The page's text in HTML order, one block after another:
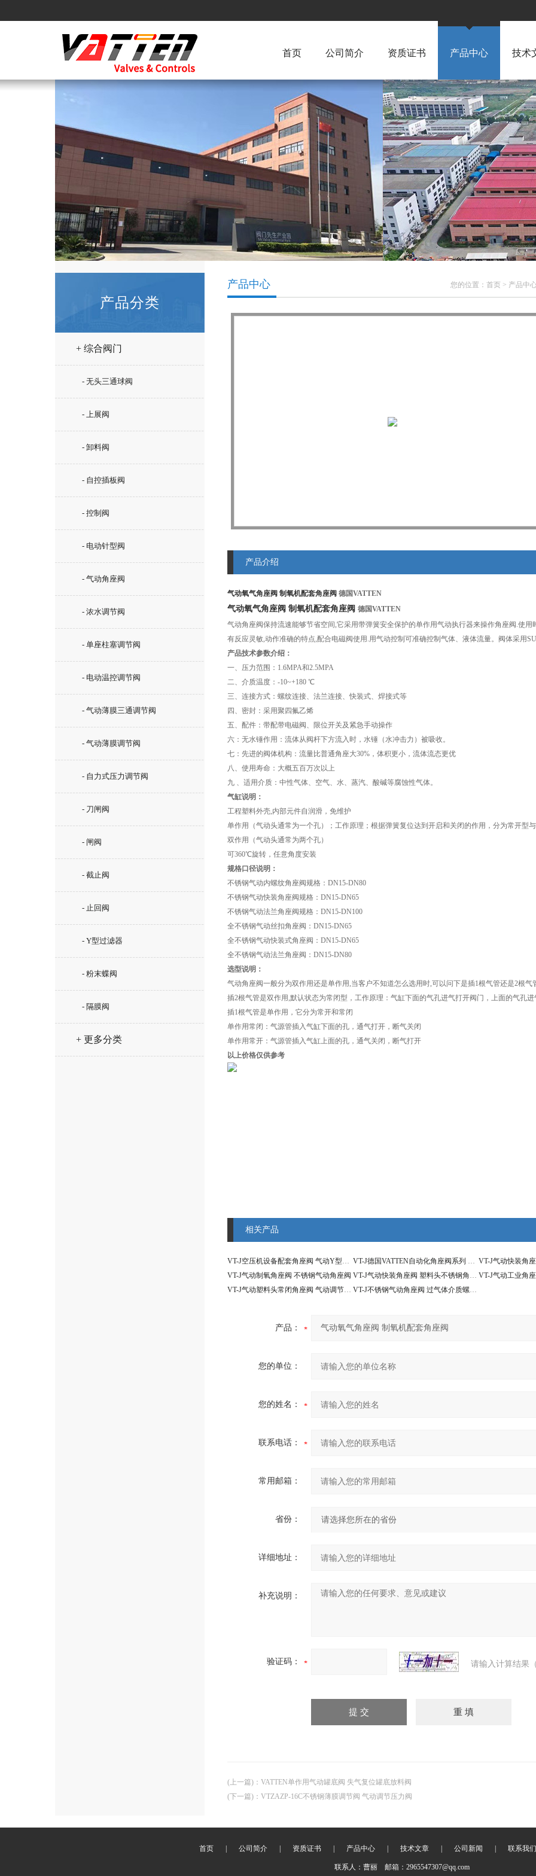
首页 公司简介 资质证书 产品中心 技术
产品分类
+ 综合阀门
- 无头三通球阀
- 上展阀
- 卸料阀
- 自控插板阀
- 控制阀
- 电动针型阀
- 气动角座阀
- 浓水调节阀
- 单座柱塞调节阀
- 电动温控调节阀
- 气动薄膜三通调节阀
- 气动薄膜调节阀
- 自力式压力调节阀
- 刀闸阀
- 闸阀
- 截止阀
- 止回阀
- Y型过滤器
- 粉末蝶阀
- 隔膜阀
+ 更多分类
您的位置： 首页 > 产品中
产品中心
产品介绍
气动氧气角座阀 制氧机配套角座阀 德国VATTEN
气动氧气角座阀 制氧机配套角座阀 德国VATTEN
气动角座阀保持流速能够节省空间,它采用带弹簧安全保护的单作用气动执行器来操作角座阀.使
有反应灵敏,动作准确的特点,配合电磁阀使用.用气动控制可准确控制气体、液体流量。阀体采用
产品技术参数介绍：
一、压力范围：1.6MPA和2.5MPA
二、介质温度：-10~+180 ℃
三、连接方式：螺纹连接、法兰连接、快装式、焊接式等
四、密封：采用聚四氟乙烯
五、配件：带配带电磁阀、限位开关及紧急手动操作
六：无水锤作用：流体从阀杆下方流入时，水锤（水冲击力）被吸收。
七：先进的阀体机构：流量比普通角座大30%，体积更小，流体流态更优
八、使用寿命：大概五百万次以上
九 、适用介质：中性气体、空气、水、蒸汽、酸碱等腐蚀性气体。
气缸说明：
工程塑料外壳,内部元件自润滑，免维护
单作用（气动头通常为一个孔）；工作原理；根据弹簧复位达到开启和关闭的作用，分为常开型与
双作用（气动头通常为两个孔）
可360℃旋转，任意角度安装
规格口径说明：
不锈钢气动内螺纹角座阀规格：DN15-DN80
不锈钢气动快装角座阀规格：DN15-DN65
不锈钢气动法兰角座阀规格：DN15-DN100
全不锈钢气动丝扣角座阀：DN15-DN65
全不锈钢气动快装式角座阀：DN15-DN65
全不锈钢气动法兰角座阀：DN15-DN80
选型说明：
气动角座阀一般分为双作用还是单作用,当客户不知道怎么选用时,可以问下是插1根气管还是2根气
插2根气管是双作用,默认状态为常闭型，工作原理：气缸下面的气孔进气打开阀门，上面的气孔进
插1根气管是单作用，它分为常开和常闭
单作用常闭：气源管插入气缸下面的孔，通气打开，断气关闭
单作用常开：气源管插入气缸上面的孔，通气关闭，断气打开
以上价格仅供参考
相关产品
VT-J空压机设备配套角座阀 气动Y型直角阀 VT-J德国VATTEN自动化角座阀系列 气动Y型角座阀
VT-J气动制氧角座阀 不锈钢气动角座阀
VT-J气动快装角座阀 塑料头不锈钢角座阀 VT-J气动工业角
VT-J气动塑料头常闭角座阀 气动调节角座阀
VT-J不锈钢气动角座阀 过气体介质螺纹角座阀
产品：
您的单位：
您的姓名：
联系电话：
常用邮箱：
省份：
详细地址：
补充说明：
验证码： 请输入计算结果
(上一篇) ： VATTEN单作用气动罐底阀 失气复位罐底放料阀
(下一篇) ： VTZAZP-16C不锈钢薄膜调节阀 气动调节压力阀
首页 公司简介 资质证书 产品中心 技术文章 公司新闻 联系我们
联系人：曹丽 邮箱：2965547307@qq.com